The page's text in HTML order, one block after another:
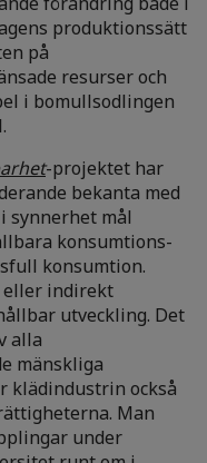
produktionssätt
på
resurser och
i bomullsodlingen
-projektet har
bekanta med
synnerhet mål
konsumtions-
konsumtion.
eller indirekt
utveckling. Det
alla
mänskliga
klädindustrin också
Man
under